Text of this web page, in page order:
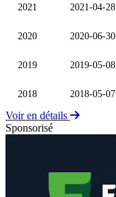
2021 2021-04-28
2020 2020-06-30
2019 2019-05-08
2018 2018-05-07
Voir en détails
Sponsorisé